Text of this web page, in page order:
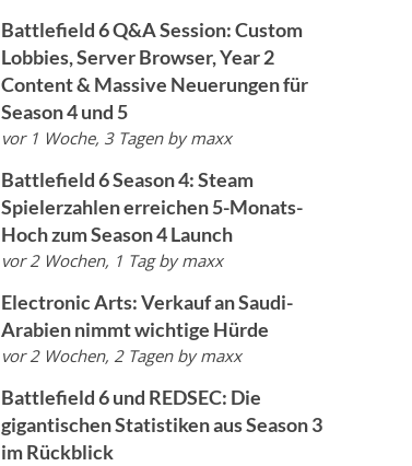
Battlefield 6 Q&A Session: Custom
Lobbies, Server Browser, Year 2
Content & Massive Neuerungen für
Season 4 und 5
vor 1 Woche, 3 Tagen bymaxx
Battlefield 6 Season 4: Steam
Spielerzahlen erreichen 5-Monats-
Hoch zum Season 4 Launch
vor 2 Wochen, 1 Tag bymaxx
Electronic Arts: Verkauf an Saudi-
Arabien nimmt wichtige Hürde
vor 2 Wochen, 2 Tagen bymaxx
Battlefield 6 und REDSEC: Die
gigantischen Statistiken aus Season 3
im Rückblick